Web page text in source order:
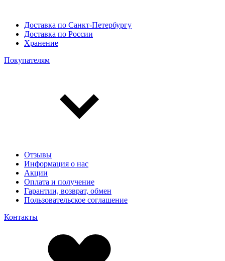
Доставка по Санкт-Петербургу
Доставка по России
Хранение
Покупателям
Отзывы
Информация о нас
Акции
Оплата и получение
Гарантии, возврат, обмен
Пользовательское соглашение
Контакты